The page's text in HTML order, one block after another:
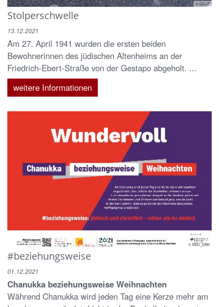
© GCJZ
Stolperschwelle
13.12.2021
Am 27. April 1941 wurden die ersten beiden
Bewohnerinnen des jüdischen Altenheims an der
Friedrich-Ebert-Straße von der Gestapo abgeholt. ...
weitere Informationen
© EKD_DBK
#beziehungsweise
01.12.2021
Chanukka beziehungsweise Weihnachten
Während Chanukka wird jeden Tag eine Kerze mehr am